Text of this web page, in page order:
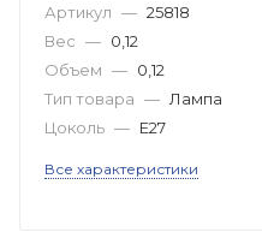
Артикул — 25818
Вес — 0,12
Объем — 0,12
Тип товара — Лампа
Цоколь — E27
Все характеристики